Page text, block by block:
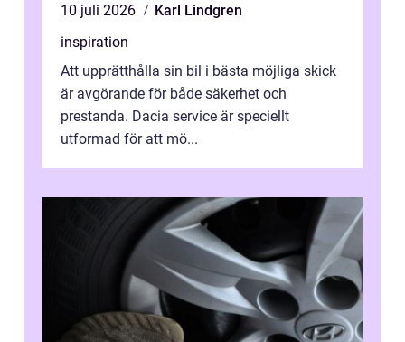
10 juli 2026
Karl Lindgren
inspiration
Att upprätthålla sin bil i bästa möjliga skick
är avgörande för både säkerhet och
prestanda. Dacia service är speciellt
utformad för att mö...